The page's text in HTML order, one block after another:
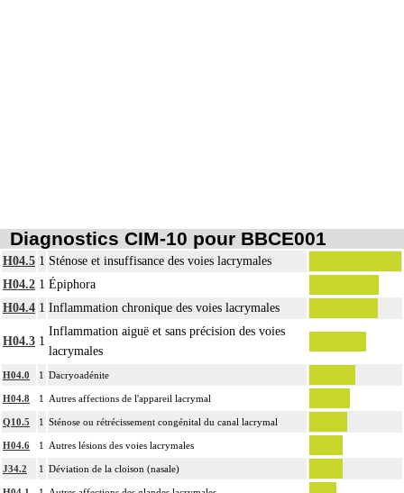
Diagnostics CIM-10 pour BBCE001
H04.5 1 Sténose et insuffisance des voies lacrymales
H04.2 1 Épiphora
H04.4 1 Inflammation chronique des voies lacrymales
H04.3 1
Inflammation aiguë et sans précision des voies
lacrymales
H04.0 1 Dacryoadénite
H04.8 1 Autres affections de l'appareil lacrymal
Q10.5 1 Sténose ou rétrécissement congénital du canal lacrymal
H04.6 1 Autres lésions des voies lacrymales
J34.2 1 Déviation de la cloison (nasale)